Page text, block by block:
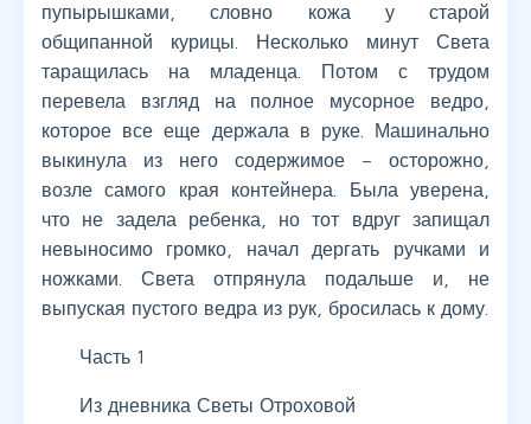
пупырышками, словно кожа у старой
общипанной курицы. Несколько минут Света
таращилась на младенца. Потом с трудом
перевела взгляд на полное мусорное ведро,
которое все еще держала в руке. Машинально
выкинула из него содержимое – осторожно,
возле самого края контейнера. Была уверена,
что не задела ребенка, но тот вдруг запищал
невыносимо громко, начал дергать ручками и
ножками. Света отпрянула подальше и, не
выпуская пустого ведра из рук, бросилась к дому.
Часть 1
Из дневника Светы Отроховой